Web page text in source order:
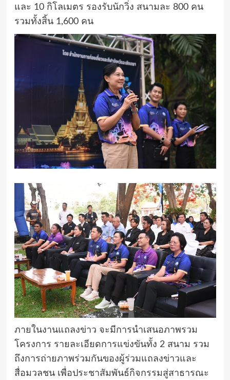
และ 10 กิโลเมตร รองรับนักวิ่ง สนามละ 800 คน
รวมทั้งสิ้น 1,600 คน
ภายในงานแถลงข่าว จะมีการนำเสนอภาพรวม
โครงการ รายละเอียดการแข่งขันทั้ง 2 สนาม รวม
ถึงการถ่ายภาพร่วมกันของผู้ร่วมแถลงข่าวและ
สื่อมวลชน เพื่อประชาสัมพันธ์กิจกรรมสู่สาธารณะ